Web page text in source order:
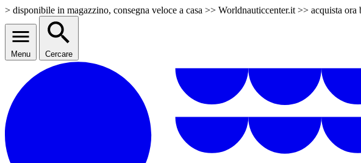
> disponibile in magazzino, consegna veloce a casa >> Worldnauticcenter.it >> acquista
Menu Cercare